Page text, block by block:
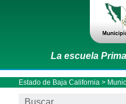
La escuela
Estado de Baja California >